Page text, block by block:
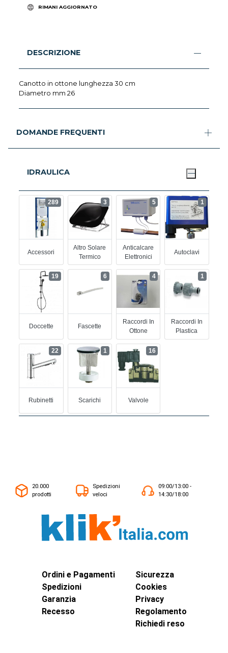
RIMANI AGGIORNATO
DESCRIZIONE
Canotto in ottone lunghezza 30 cm
Diametro mm 26
DOMANDE FREQUENTI
IDRAULICA
Accessori
289
Altro Solare
Termico
3
Anticalcare
Elettronici
5
Autoclavi
1
Doccette
19
Fascette
6
Raccordi In
Ottone
4
Raccordi In
Plastica
1
Rubinetti
22
Scarichi
1
Valvole
16
20.000
prodotti
Spedizioni
veloci
09:00/13:00 -
14:30/18:00
Ordini e Pagamenti
Spedizioni
Garanzia
Recesso
Sicurezza
Cookies
Privacy
Regolamento
Richiedi reso